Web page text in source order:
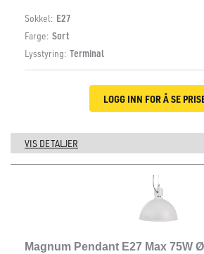
Sokkel: E27
Farge: Sort
Lysstyring: Terminal
LOGG INN FOR Å SE
VIS DETALJER
Magnum Pendant E27 Max 75W